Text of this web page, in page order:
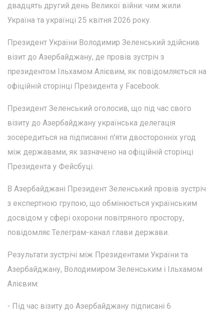
двадцять другий день Великої війни: чим жили
Україна та українці 25 квітня 2026 року.
Президент України Володимир Зеленський здійснив
візит до Азербайджану, де провів зустріч з
президентом Ільхамом Алієвим, як повідомляється на
офіційній сторінці Президента у Facebook.
Президент Зеленський оголосив, що під час свого
візиту до Азербайджану українська делегація
зосередиться на підписанні п'яти двосторонніх угод
між державами, як зазначено на офіційній сторінці
Президента у Фейсбуці.
В Азербайджані Президент Зеленський провів зустріч
з експертною групою, що обмінюється українським
досвідом у сфері охорони повітряного простору,
повідомляє Телеграм-канал глави держави.
Результати зустрічі між Президентами України та
Азербайджану, Володимиром Зеленським і Ільхамом
Алієвим:
- Під час візиту до Азербайджану підписані 6